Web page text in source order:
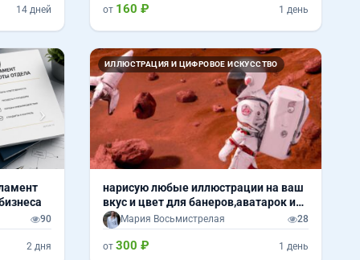
14 дней от 160 ₽ 1 день
Вперед
90
2 дня
ИЛЛЮСТРАЦИЯ И ЦИФРОВОЕ ИСКУССТВО
нарисую любые иллюстрации на ваш
вкус и цвет для банеров,аватарок и
т.д Мария Восьмистрелая 28
от 300 ₽ 1 день